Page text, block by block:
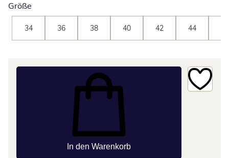
Größe
34 36 38 40 42 44
In den Warenkorb